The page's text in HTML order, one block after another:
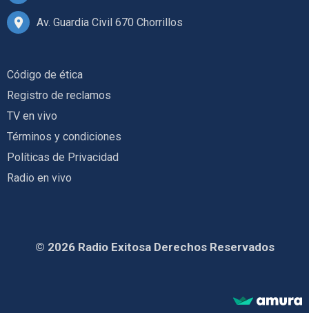
Av. Guardia Civil 670 Chorrillos
Código de ética
Registro de reclamos
TV en vivo
Términos y condiciones
Políticas de Privacidad
Radio en vivo
© 2026 Radio Exitosa Derechos Reservados